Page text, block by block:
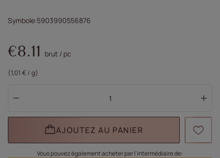
Symbole 5903990556876
€8.11 brut / pc
(1,01 € / g)
AJOUTEZ AU PANIER
Vous pouvez également acheter par l'intermédiaire de: